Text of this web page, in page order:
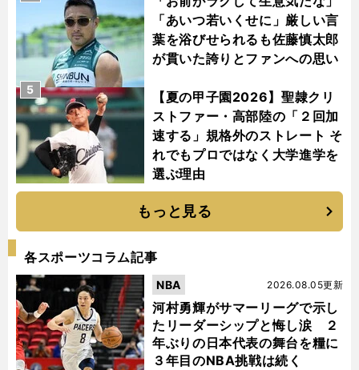
「あいつ若いくせに」厳しい言
葉を浴びせられるも佐藤慎太郎
が貫いた誇りとファンへの思い
【夏の甲子園2026】聖隷クリ
ストファー・高部陸の「２回加
速する」規格外のストレート そ
れでもプロではなく大学進学を
選ぶ理由
5
もっと見る
各スポーツコラム記事
河村勇輝がサマーリーグで示し
たリーダーシップと悔し涙 ２
年ぶりの日本代表の舞台を糧に
３年目のNBA挑戦は続く
2026.08.05更新
NBA